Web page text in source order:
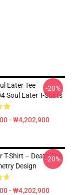
Eater Tee
Soul Eater T-Shirts
- ₩4,202,900
-20%
T-Shirt – Death The
Design
- ₩4,202,900
-20%